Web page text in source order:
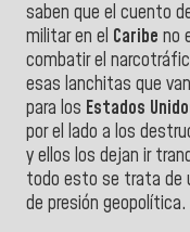
saben que el cuento
militar en el Caribe no
combatir el
esas lanchitas que
para los Estados
por el lado a los
y ellos los dejan ir
todo esto se trata de
de presión geopolítica.